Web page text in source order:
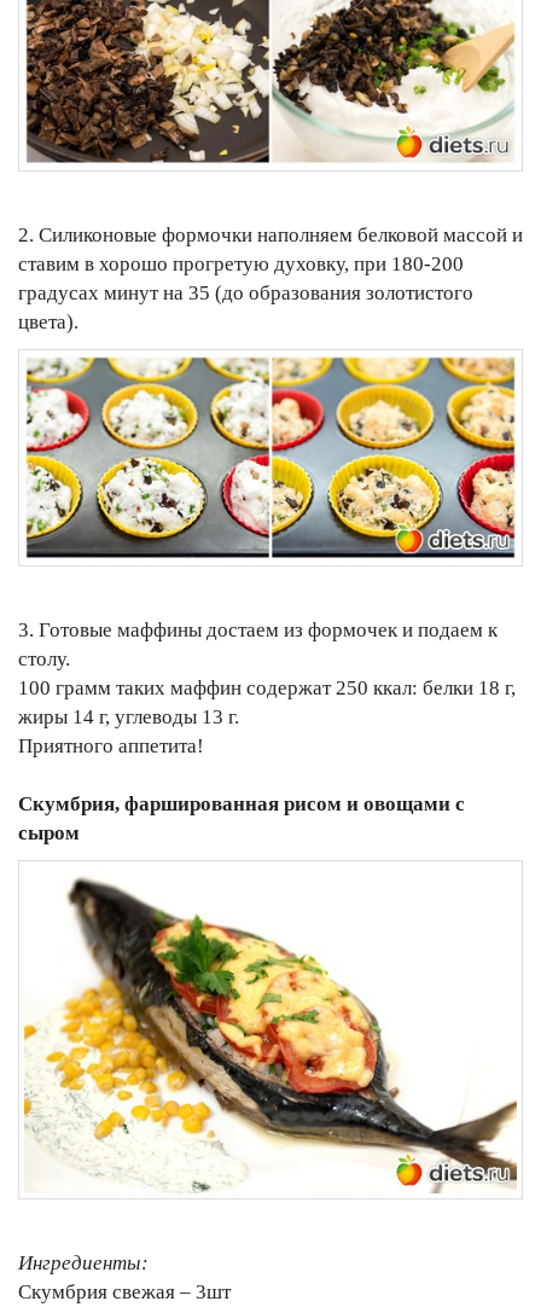
2. Силиконовые формочки наполняем белковой массой и
ставим в хорошо прогретую духовку, при 180-200
градусах минут на 35 (до образования золотистого
цвета).
3. Готовые маффины достаем из формочек и подаем к
столу.
100 грамм таких маффин содержат 250 ккал: белки 18 г,
жиры 14 г, углеводы 13 г.
Приятного аппетита!
Скумбрия, фаршированная рисом и овощами с
сыром
Ингредиенты:
Скумбрия свежая – 3шт